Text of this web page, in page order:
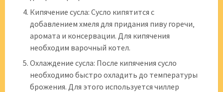
Кипячение сусла: Сусло кипятится с
добавлением хмеля для придания пиву горечи‚
аромата и консервации. Для кипячения
необходим варочный котел.
Охлаждение сусла: После кипячения сусло
необходимо быстро охладить до температуры
брожения. Для этого используется чиллер